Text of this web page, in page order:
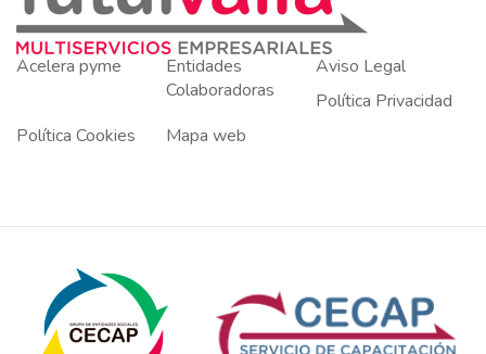
Acelera pyme
Entidades
Colaboradoras
Aviso Legal
Política Privacidad
Política Cookies
Mapa web